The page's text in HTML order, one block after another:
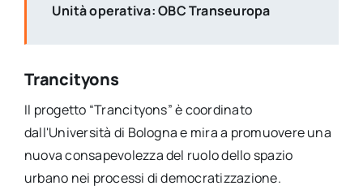
Unità operativa: OBC Transeuropa
Trancityons
Il progetto “Trancityons” è coordinato
dall'Università di Bologna e mira a promuovere una
nuova consapevolezza del ruolo dello spazio
urbano nei processi di democratizzazione.